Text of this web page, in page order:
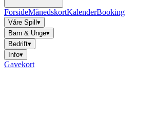
ForsideMånedskortKalenderBooking
Våre Spill▾
Barn & Unge▾
Bedrift▾
Info▾
Gavekort